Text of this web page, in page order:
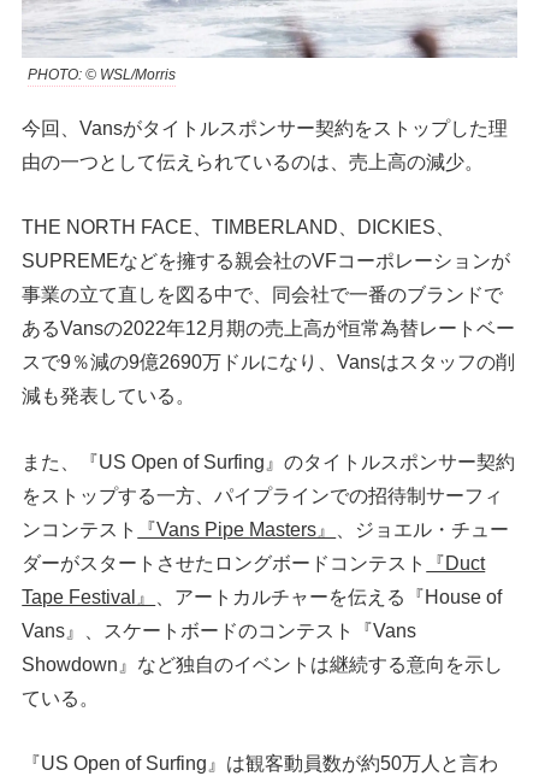
PHOTO: © WSL/Morris
今回、Vansがタイトルスポンサー契約をストップした理
由の一つとして伝えられているのは、売上高の減少。
THE NORTH FACE、TIMBERLAND、DICKIES、
SUPREMEなどを擁する親会社のVFコーポレーションが
事業の立て直しを図る中で、同会社で一番のブランドで
あるVansの2022年12月期の売上高が恒常為替レートベー
スで9％減の9億2690万ドルになり、Vansはスタッフの削
減も発表している。
また、『US Open of Surfing』のタイトルスポンサー契約
をストップする一方、パイプラインでの招待制サーフィ
ンコンテスト
『Vans Pipe Masters』
、ジョエル・チュー
ダーがスタートさせたロングボードコンテスト
『Duct
Tape Festival』
、アートカルチャーを伝える『House of
Vans』、スケートボードのコンテスト『Vans
Showdown』など独自のイベントは継続する意向を示し
ている。
『US Open of Surfing』は観客動員数が約50万人と言わ